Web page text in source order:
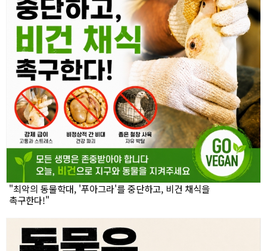
"최악의 동물학대, '푸아그라'를 중단하고, 비건 채식을
촉구한다!"